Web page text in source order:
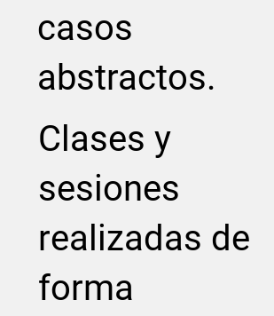
casos
abstractos.
Clases y
sesiones
realizadas de
forma